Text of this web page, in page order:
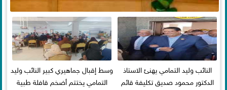
النائب وليد التمامي يهنئ الاستاذ
الدكتور محمود صديق تكليفة قائم
وسط إقبال جماهيري كبير النائب وليد
التمامي يختتم أضخم قافلة طبية